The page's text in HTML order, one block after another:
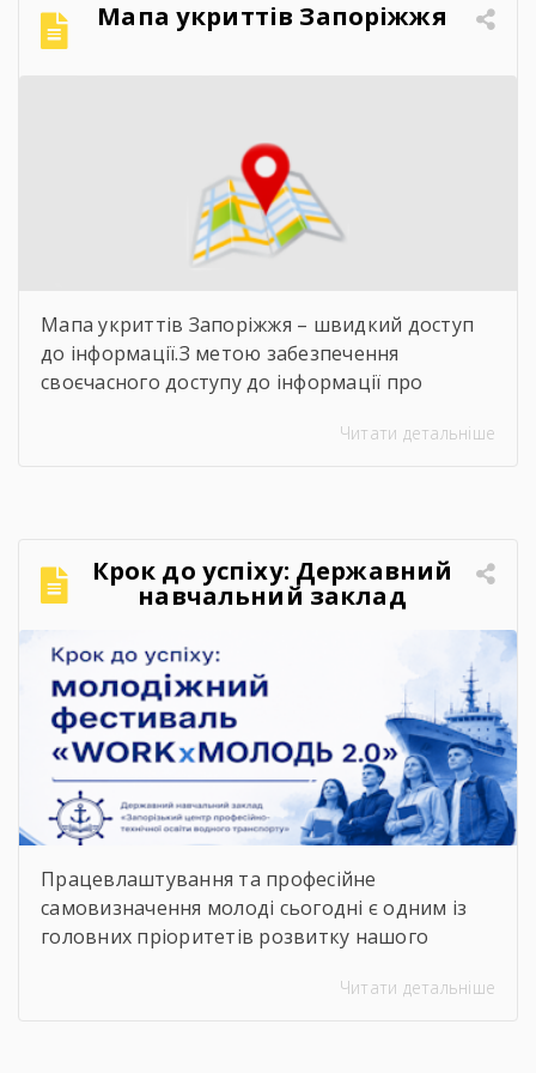
Мапа укриттів Запоріжжя
Мапа укриттів Запоріжжя – швидкий доступ
до інформації.З метою забезпечення
своєчасного доступу до інформації про
пропонуємо скористатися інтерактивною
щодо розташування укриттів доступна на
офіційних інформаційних ресурсах: ▪️
Запорізької обласної військової адміністрації
– у розділі «Укриття»; ▪️ […]
Читати детальніше
Крок до успіху: Державний
навчальний заклад
«Запорізький центр
професійно-технічної освіти
водного транспорту»
підкорює молодіжний
фестиваль «WORKxМОЛОДЬ
2.0»
Працевлаштування та професійне
самовизначення молоді сьогодні є одним із
головних пріоритетів розвитку нашого
правила, потребуючи вмотивованих іЧитати детальніше